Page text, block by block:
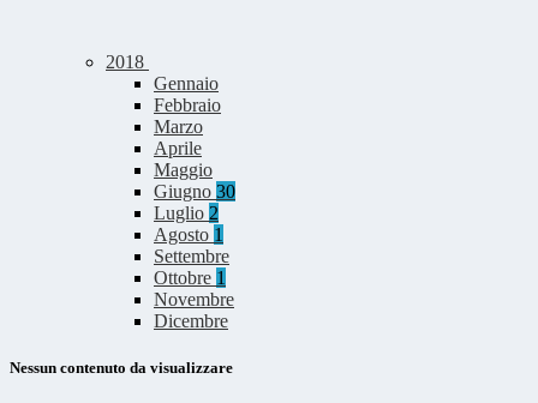
2018
Gennaio
Febbraio
Marzo
Aprile
Maggio
Giugno 30
Luglio 2
Agosto 1
Settembre
Ottobre 1
Novembre
Dicembre
Nessun contenuto da visualizzare